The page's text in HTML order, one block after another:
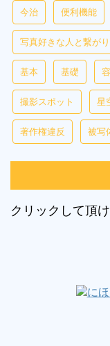
今治 便利機能
写真好きな人と繋が
基本 基礎
撮影スポット 星
著作権違反 被写
クリックして頂